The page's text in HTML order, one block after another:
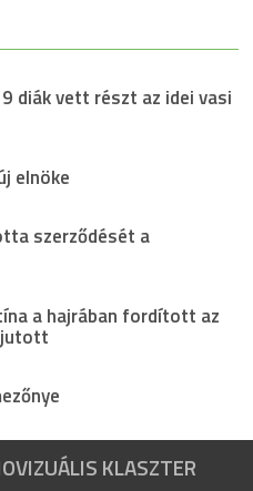
diák vett részt az idei vasi
elnöke
szerződését a
a hajrában fordított az
jutott
KLASZTER